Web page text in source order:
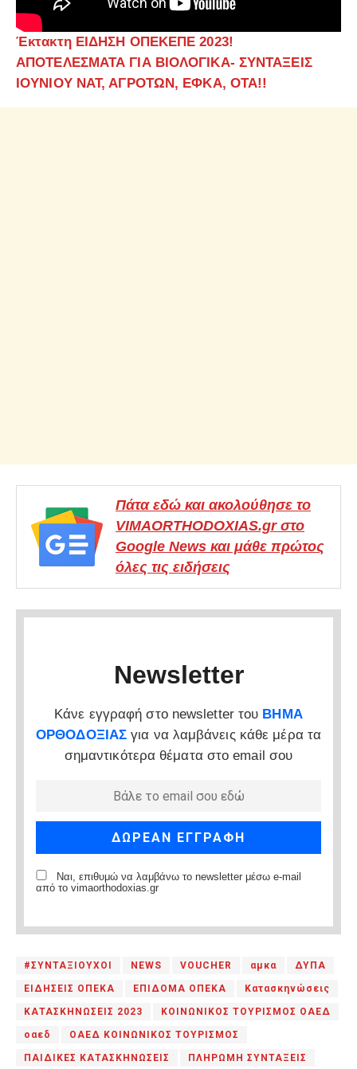
Έκτακτη ΕΙΔΗΣΗ ΟΠΕΚΕΠΕ 2023!
ΑΠΟΤΕΛΕΣΜΑΤΑ ΓΙΑ ΒΙΟΛΟΓΙΚΑ- ΣΥΝΤΑΞΕΙΣ
ΙΟΥΝΙΟΥ ΝΑΤ, ΑΓΡΟΤΩΝ, ΕΦΚΑ, ΟΤΑ!!
Πάτα εδώ και ακολούθησε το
VIMAORTHODOXIAS.gr στο
Google News και μάθε πρώτος
όλες τις ειδήσεις
Newsletter
Κάνε εγγραφή στο newsletter του ΒΗΜΑ
ΟΡΘΟΔΟΞΙΑΣ για να λαμβάνεις κάθε μέρα τα
σημαντικότερα θέματα στο email σου
Ναι, επιθυμώ να λαμβάνω το newsletter μέσω e-mail
από το vimaorthodoxias.gr
#ΣΥΝΤΑΞΙΟΥΧΟΙ NEWS VOUCHER αμκα ΔΥΠΑ
ΕΙΔΗΣΕΙΣ ΟΠΕΚΑ ΕΠΙΔΟΜΑ ΟΠΕΚΑ Κατασκηνώσεις
ΚΑΤΑΣΚΗΝΩΣΕΙΣ 2023 ΚΟΙΝΩΝΙΚΟΣ ΤΟΥΡΙΣΜΟΣ ΟΑΕΔ
οαεδ ΟΑΕΔ ΚΟΙΝΩΝΙΚΟΣ ΤΟΥΡΙΣΜΟΣ
ΠΑΙΔΙΚΕΣ ΚΑΤΑΣΚΗΝΩΣΕΙΣ ΠΛΗΡΩΜΗ ΣΥΝΤΑΞΕΙΣ